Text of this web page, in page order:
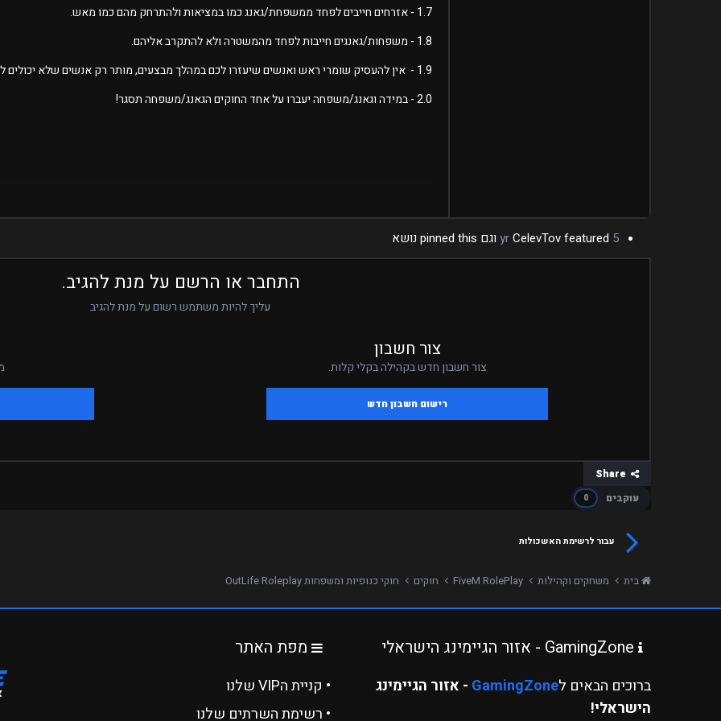
1.7 - אזרחים חייבים לפחד ממשפחת/גאנג כמו במציאות ולהתרחק מהם כמו מאש.
1.8 - משפחות/גאנגים חייבות לפחד מהמשטרה ולא להתקרב אליהם.
1.9 - אין להעסיק שומרי ראש ואנשים שיעזרו לכם במהלך מבצעים, מותר רק אנשים שלא יכולים להזיק ולא ישתמשו בנשק.
2.0 - במידה וגאנג/משפחה יעברו על אחד החוקים הגאנג/משפחה תסגר!
5 yr
CelevTovfeatured וגם pinned this נושא
התחבר או הרשם על מנת להגיב.
עליך להיות משתמש רשום על מנת להגיב
צור חשבון
צור חשבון חדש בקהילה בקלי קלות.
רישום חשבון חדש
עוקבים
0
עבור לרשימת האשכולות
בית משחקים וקהילות FiveM RolePlay חוקים חוקי כנופיות ומשפחות OutLife Roleplay
ברוכים הבאים לGamingZone - אזור הגיימינג
הישראלי!
מפת האתר
• קניית הVIP שלנו
• רשימת השרתים שלנו